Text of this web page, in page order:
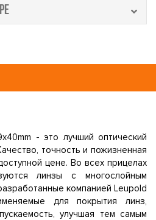
- это лучший оптический
точность и пожизненная
цене. Во всех прицелах
линзы с многослойным
компанией Leupold
для покрытия линз,
улучшая тем самым